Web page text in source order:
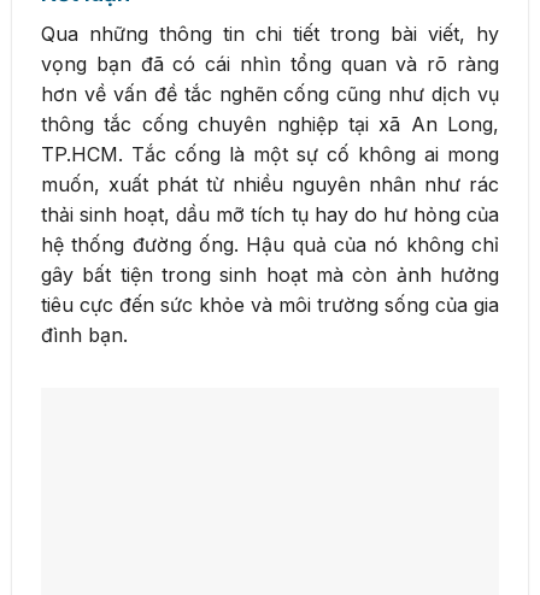
Qua những thông tin chi tiết trong bài viết, hy
vọng bạn đã có cái nhìn tổng quan và rõ ràng
hơn về vấn đề tắc nghẽn cống cũng như dịch vụ
thông tắc cống chuyên nghiệp tại xã An Long,
TP.HCM. Tắc cống là một sự cố không ai mong
muốn, xuất phát từ nhiều nguyên nhân như rác
thải sinh hoạt, dầu mỡ tích tụ hay do hư hỏng của
hệ thống đường ống. Hậu quả của nó không chỉ
gây bất tiện trong sinh hoạt mà còn ảnh hưởng
tiêu cực đến sức khỏe và môi trường sống của gia
đình bạn.